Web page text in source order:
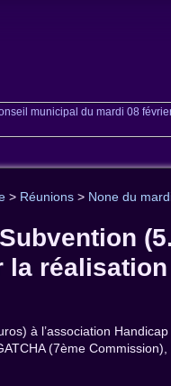
municipal du mardi 08
> Réunions > None du
réalisation
à l’association
(7ème